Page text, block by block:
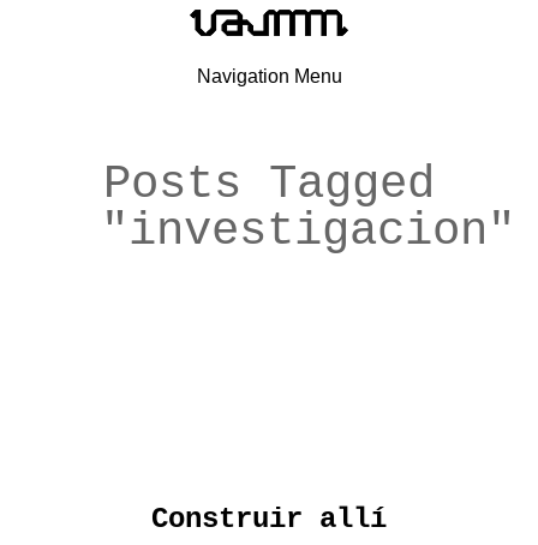
Navigation Menu
Posts Tagged
"investigacion"
Construir allí